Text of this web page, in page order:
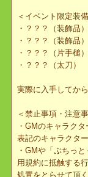
・メタトロマシ
・オチムシャレコ
・メラメラピテク
＜イベント限定装
・？？？（装飾品
・？？？（太刀）
実際に入手して
＜禁止事項・注意